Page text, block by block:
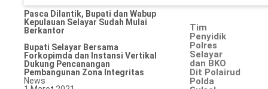
Politik Metro
Hiburan
Edukasi Tekno
Tim
Penyidik
Polres
Selayar
dan BKO
Dit Polairud
Polda
Pasca Dilantik, Bupati dan Wabup
Kepulauan Selayar Sudah Mulai
Berkantor
Bupati Selayar Bersama
Forkopimda dan Instansi Vertikal
Dukung Pencanangan
Pembangunan Zona Integritas
News